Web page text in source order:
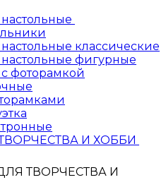
классические
фигурные
фоторамкой
И ХОББИ
ТВОРЧЕСТВА И